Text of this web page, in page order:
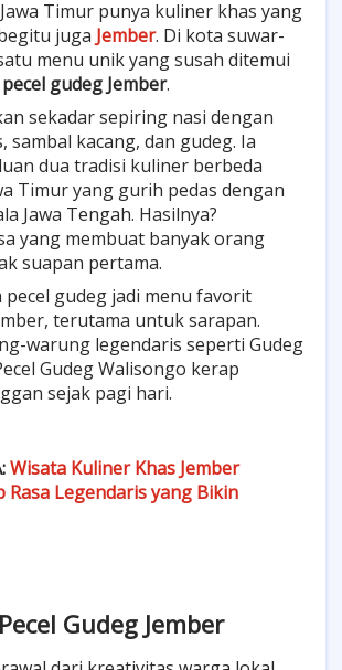
Timur punya kuliner khas yang
juga Jember. Di kota suwar-
menu unik yang susah ditemui
pecel gudeg Jember.
sekadar sepiring nasi dengan
sambal kacang, dan gudeg. Ia
dua tradisi kuliner berbeda
Timur yang gurih pedas dengan
Jawa Tengah. Hasilnya?
yang membuat banyak orang
suapan pertama.
pecel gudeg jadi menu favorit
terutama untuk sarapan.
warung legendaris seperti Gudeg
Gudeg Walisongo kerap
sejak pagi hari.
Wisata Kuliner Khas Jember
Rasa Legendaris yang Bikin
Gudeg Jember